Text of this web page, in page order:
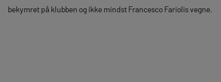
bekymret på klubben og ikke mindst Francesco Fariolis vegne.